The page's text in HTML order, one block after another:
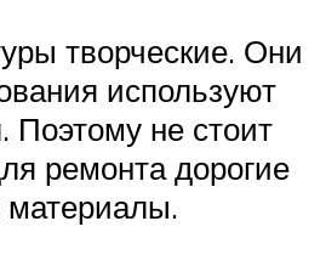
творческие. Они
используют
Поэтому не стоит
ремонта дорогие
материалы.